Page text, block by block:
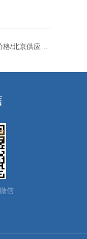
微量分光光度计
信